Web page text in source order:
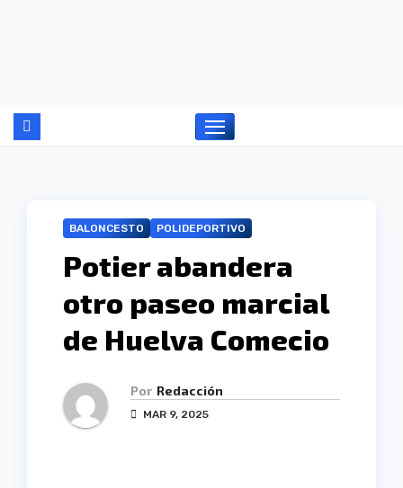
BALONCESTO POLIDEPORTIVO
Potier abandera
otro paseo marcial
de Huelva Comecio
Por Redacción
MAR 9, 2025